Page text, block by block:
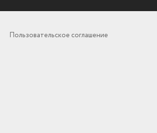
Пользовательское соглашение